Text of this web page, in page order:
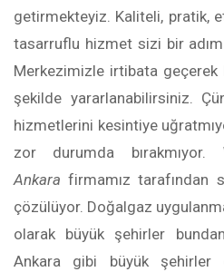
getirmekteyiz. Kaliteli, pratik,
tasarruflu hizmet sizi bir
Merkezimizle irtibata
şekilde yararlanabilirsiniz.
hizmetlerini kesintiye
zor durumda bırakmıyor.
Ankara firmamız tarafından
çözülüyor. Doğalgaz
olarak büyük şehirler
Ankara gibi büyük şehirler